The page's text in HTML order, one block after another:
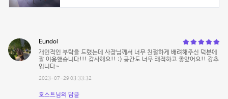
Eundol
개인적인 부탁을 드렸는데 사장님께서 너무 친절하게 배려해주신 덕분에
잘 이용했습니다!!! 감사해요!! :) 공간도 너무 쾌적하고 좋았어요!! 강추
입니다~
2023-07-29 03:33:32
호스트님의 답글